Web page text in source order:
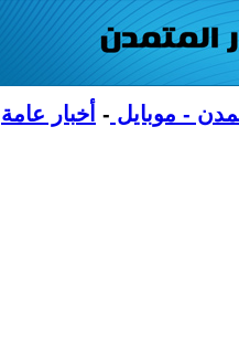
- موبايل - أخبار عامة